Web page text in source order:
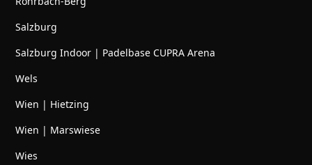
Salzburg
Salzburg Indoor | Padelbase CUPRA Arena
Wels
Wien | Hietzing
Wien | Marswiese
Wies